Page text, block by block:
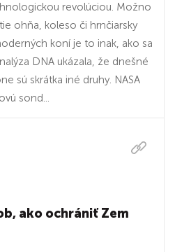
revolúciou. Možno
ohňa, koleso či hrnčiarsky
koní je to inak, ako sa
DNA ukázala, že dnešné
sú skrátka iné druhy. NASA
sond...
ako ochrániť Zem